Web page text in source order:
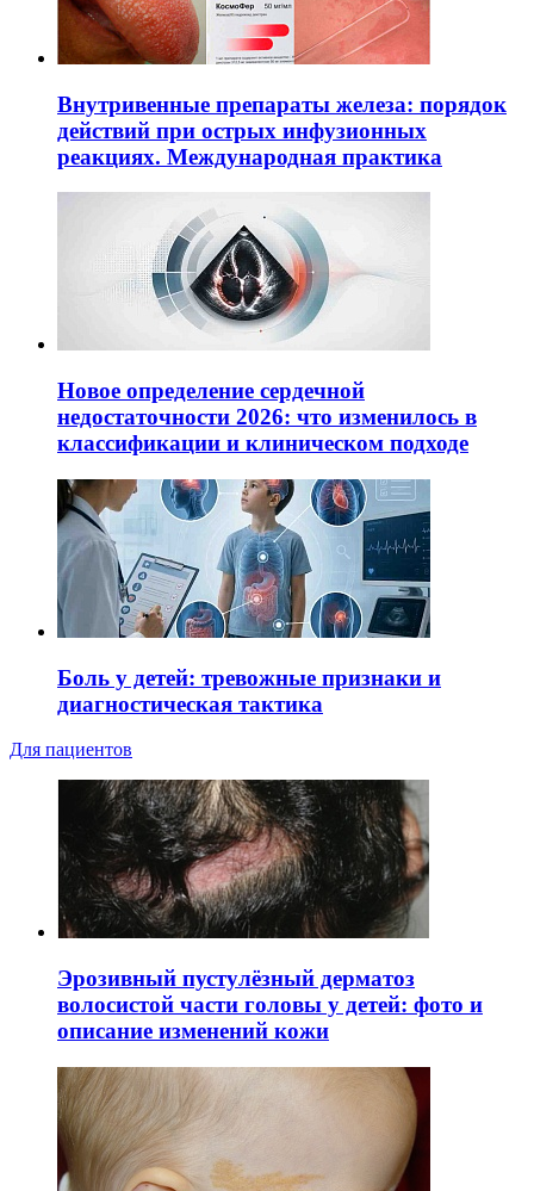
Внутривенные препараты железа: порядок
действий при острых инфузионных
реакциях. Международная практика
Новое определение сердечной
недостаточности 2026: что изменилось в
классификации и клиническом подходе
Боль у детей: тревожные признаки и
диагностическая тактика
Для пациентов
Эрозивный пустулёзный дерматоз
волосистой части головы у детей: фото и
описание изменений кожи